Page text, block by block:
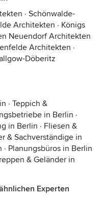
· Schönwalde-
Architekten · Königs
Neuendorf Architekten
Architekten ·
Döberitz
· Teppich &
in Berlin ·
in Berlin · Fliesen &
& Sachverständige in
· Planungsbüros in Berlin
& Geländer in
Experten